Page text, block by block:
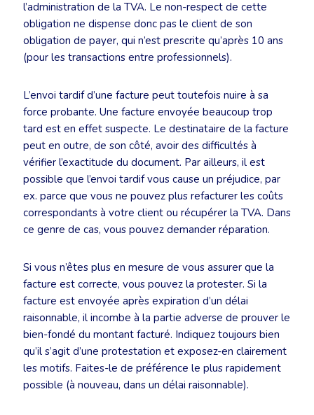
l’administration de la TVA. Le non-respect de cette
obligation ne dispense donc pas le client de son
obligation de payer, qui n’est prescrite qu’après 10 ans
(pour les transactions entre professionnels).
L’envoi tardif d’une facture peut toutefois nuire à sa
force probante. Une facture envoyée beaucoup trop
tard est en effet suspecte. Le destinataire de la facture
peut en outre, de son côté, avoir des difficultés à
vérifier l’exactitude du document. Par ailleurs, il est
possible que l’envoi tardif vous cause un préjudice, par
ex. parce que vous ne pouvez plus refacturer les coûts
correspondants à votre client ou récupérer la TVA. Dans
ce genre de cas, vous pouvez demander réparation.
Si vous n’êtes plus en mesure de vous assurer que la
facture est correcte, vous pouvez la protester. Si la
facture est envoyée après expiration d’un délai
raisonnable, il incombe à la partie adverse de prouver le
bien-fondé du montant facturé. Indiquez toujours bien
qu’il s’agit d’une protestation et exposez-en clairement
les motifs. Faites-le de préférence le plus rapidement
possible (à nouveau, dans un délai raisonnable).